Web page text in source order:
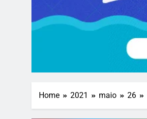
Home 2021 maio 26